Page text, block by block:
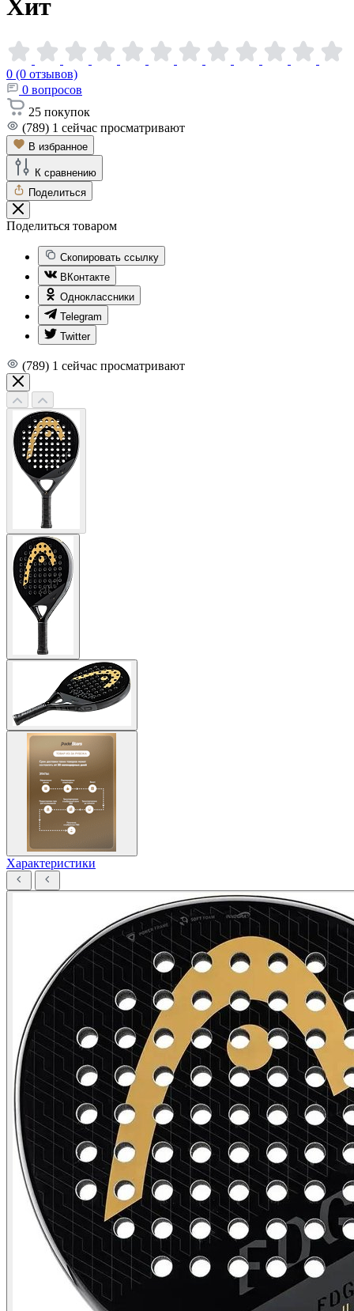
Хит
0 (0 отзывов)
0 вопросов
25 покупок
(789) 1 сейчас просматривают
В избранное
К сравнению
Поделиться
Поделиться товаром
Скопировать ссылку
ВКонтакте
Одноклассники
Telegram
Twitter
(789) 1 сейчас просматривают
Характеристики